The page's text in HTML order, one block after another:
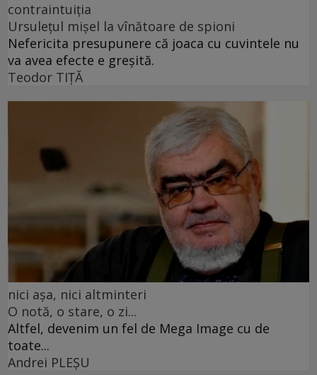
contraintuiția
Ursulețul mișel la vînătoare de spioni
Nefericita presupunere că joaca cu cuvintele nu
va avea efecte e greșită.
Teodor TIŢĂ
nici așa, nici altminteri
O notă, o stare, o zi...
Altfel, devenim un fel de Mega Image cu de
toate...
Andrei PLEŞU